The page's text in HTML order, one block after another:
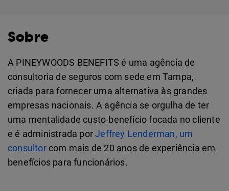
Sobre
A PINEYWOODS BENEFITS é uma agência de
consultoria de seguros com sede em Tampa,
criada para fornecer uma alternativa às grandes
empresas nacionais. A agência se orgulha de ter
uma mentalidade custo-benefício focada no cliente
e é administrada porJeffrey Lenderman, um
consultorcom mais de 20 anos de experiência em
benefícios para funcionários.